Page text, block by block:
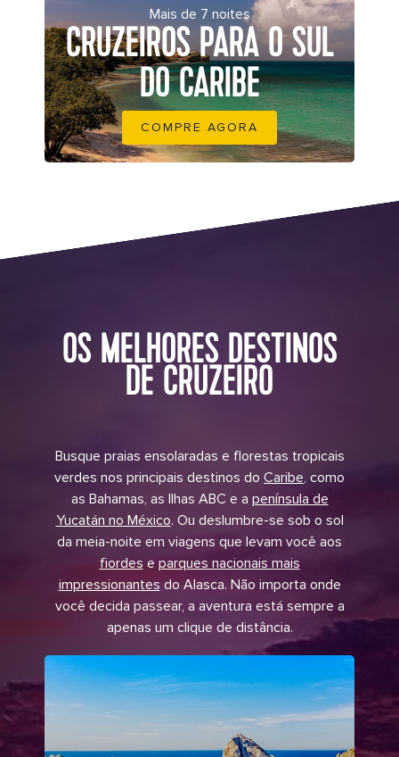
Mais de 7 noites
CRUZEIROS PARA O SUL
DO CARIBE
COMPRE AGORA
CM DT Homepage BACKGROUND optimized
OS MELHORES DESTINOS
DE CRUZEIRO
Busque praias ensolaradas e florestas tropicais
verdes nos principais destinos do Caribe, como
as Bahamas, as Ilhas ABC e a península de
Yucatán no México. Ou deslumbre-se sob o sol
da meia-noite em viagens que levam você aos
fiordes e parques nacionais mais
impressionantes do Alasca. Não importa onde
você decida passear, a aventura está sempre a
apenas um clique de distância.